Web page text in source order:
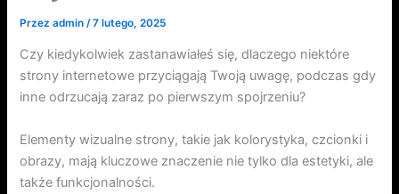
Przezadmin /7 lutego, 2025
Czy kiedykolwiek zastanawiałeś się, dlaczego niektóre
strony internetowe przyciągają Twoją uwagę, podczas gdy
inne odrzucają zaraz po pierwszym spojrzeniu?
Elementy wizualne strony, takie jak kolorystyka, czcionki i
obrazy, mają kluczowe znaczenie nie tylko dla estetyki, ale
także funkcjonalności.